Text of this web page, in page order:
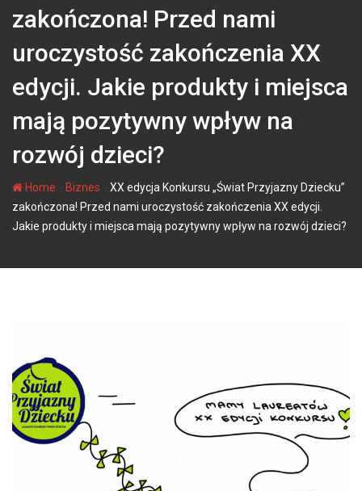
zakończona! Przed nami
uroczystość zakończenia XX
edycji. Jakie produkty i miejsca
mają pozytywny wpływ na
rozwój dzieci?
Home Biznes
XX edycja Konkursu „Świat Przyjazny Dziecku”
zakończona! Przed nami uroczystość zakończenia XX edycji.
Jakie produkty i miejsca mają pozytywny wpływ na rozwój dzieci?